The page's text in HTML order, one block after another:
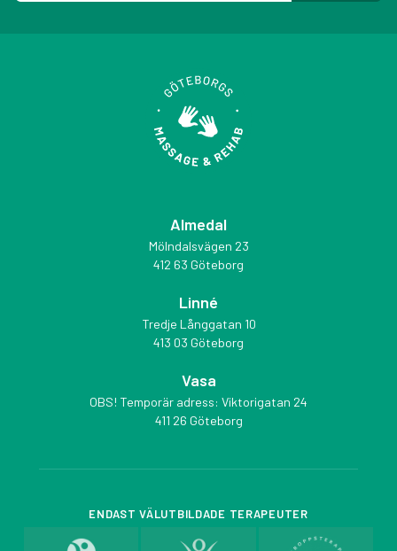
Almedal
Mölndalsvägen 23
412 63 Göteborg
Linné
Tredje Långgatan 10
413 03 Göteborg
Vasa
OBS! Temporär adress: Viktorigatan 24
411 26 Göteborg
ENDAST VÄLUTBILDADE TERAPEUTER